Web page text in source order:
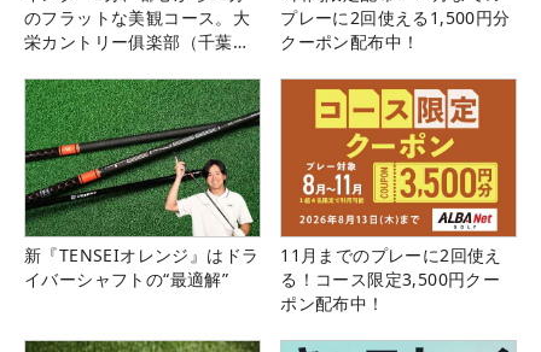
のフラットな美観コース。大
栄カントリー俱楽部（千葉
プレーに2回使える1,500円分
クーポン配布中！
新『TENSEIオレンジ』はドラ
イバーシャフトの“最適解”
11月までのプレーに2回使え
る！コース限定3,500円クー
ポン配布中！